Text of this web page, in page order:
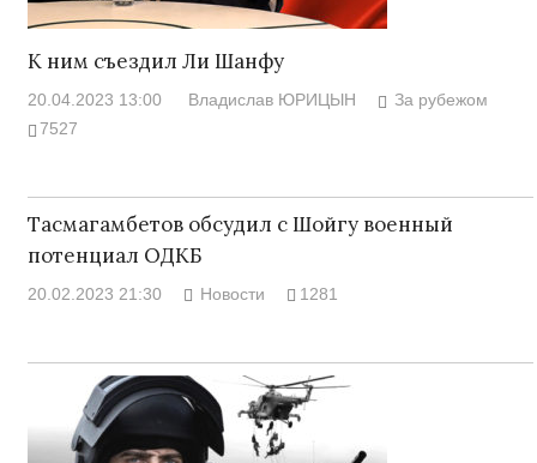
К ним съездил Ли Шанфу
20.04.2023 13:00 Владислав ЮРИЦЫН
За рубежом
7527
Тасмагамбетов обсудил с Шойгу военный
потенциал ОДКБ
20.02.2023 21:30 Новости 1281